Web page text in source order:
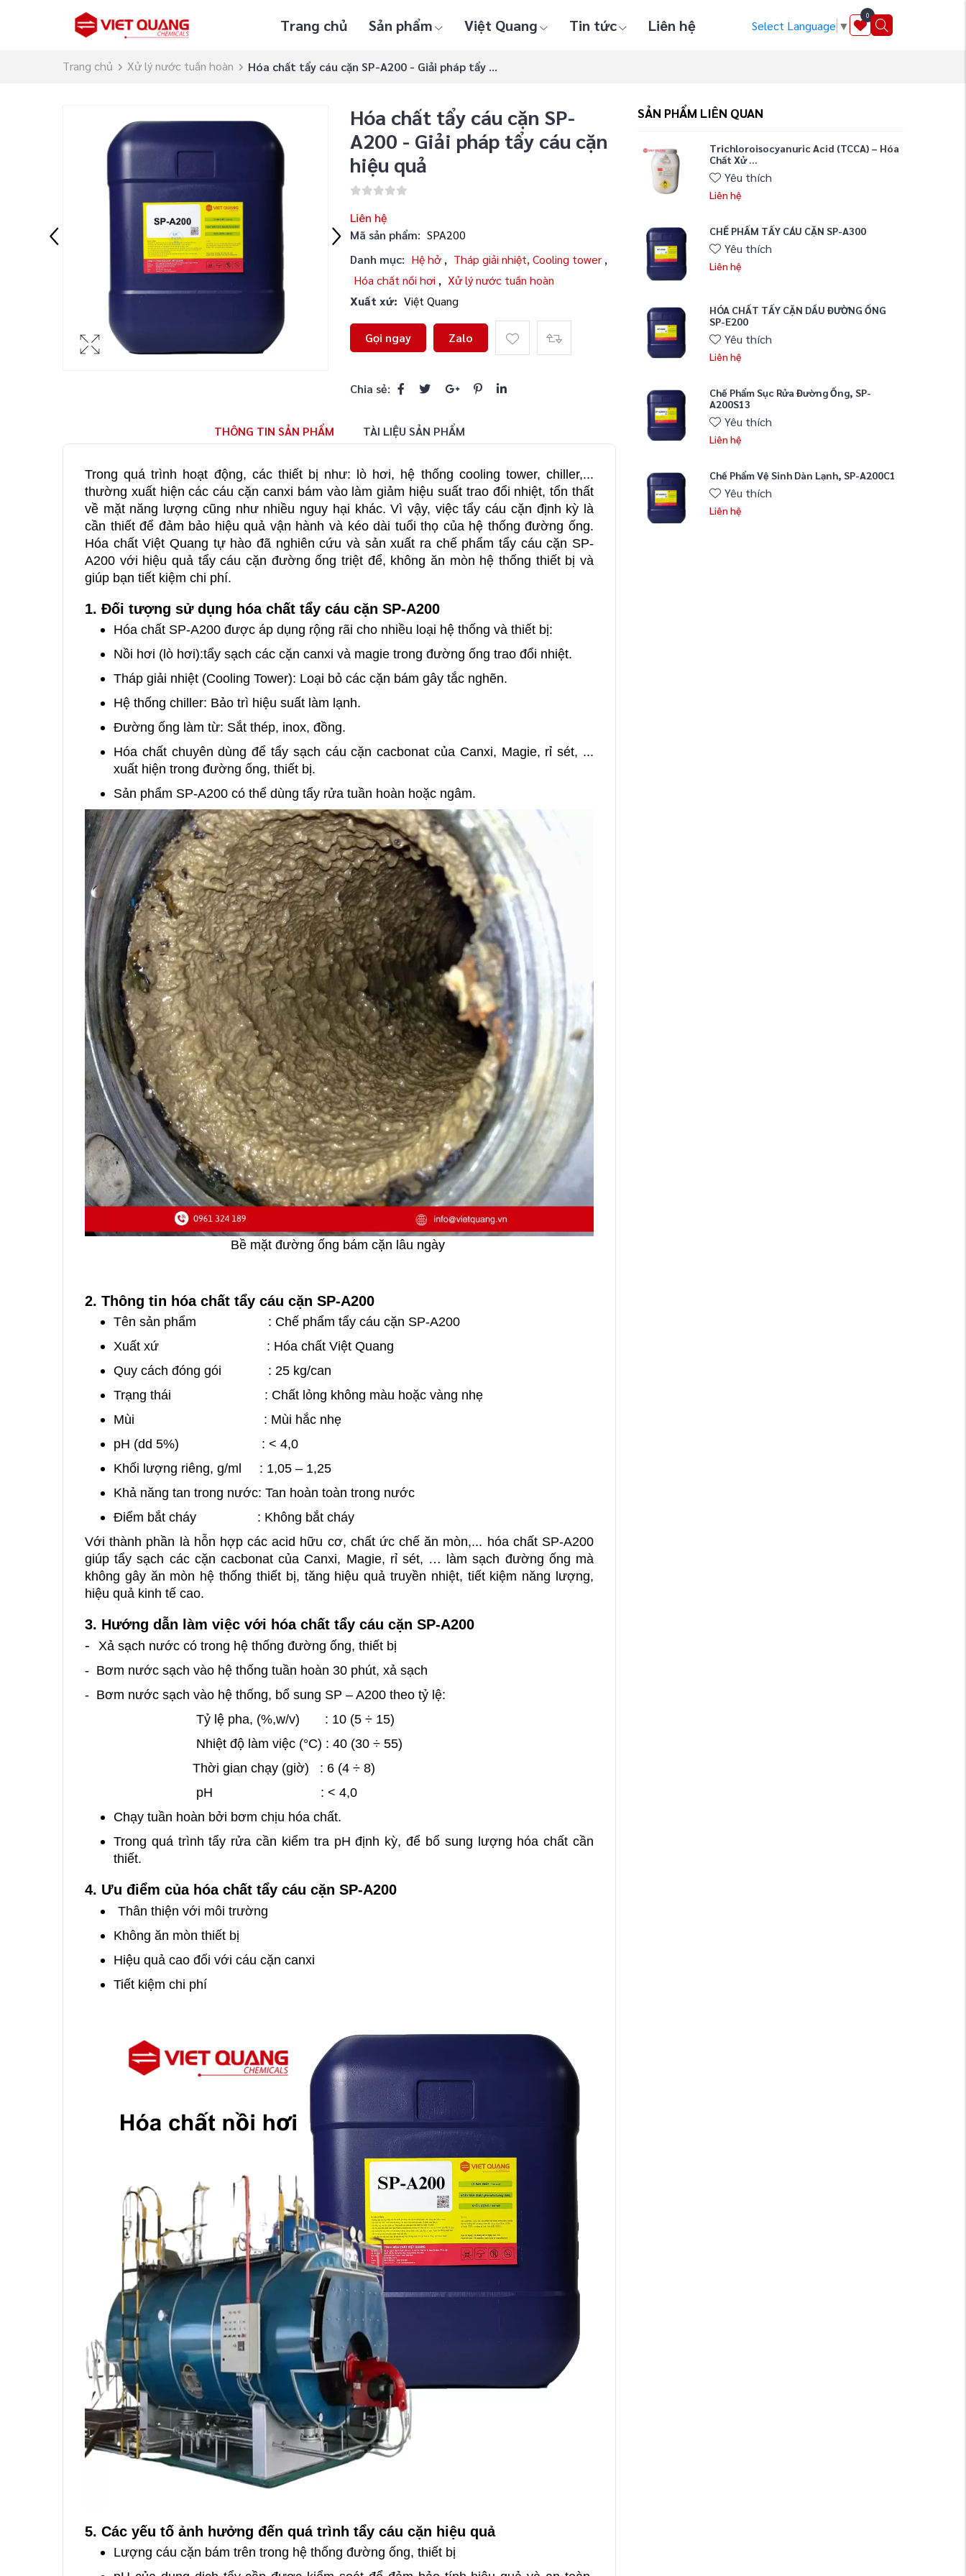
Trang chủ Sản phẩm Việt Quang Tin tức Liên hệ Select Language ▼
0
Trang chủ Xử lý nước tuần hoàn Hóa chất tẩy cáu cặn SP-A200 - Giải pháp tẩy ...
Hóa chất tẩy cáu cặn SP-
A200 - Giải pháp tẩy cáu cặn
hiệu quả
Liên hệ
Mã sản phẩm: SPA200
Danh mục: Hệ hở , Tháp giải nhiệt, Cooling tower ,
Hóa chất nồi hơi , Xử lý nước tuần hoàn
Xuất xứ: Việt Quang
Gọi ngay Zalo
Chia sẻ:
THÔNG TIN SẢN PHẨM TÀI LIỆU SẢN PHẨM
Trong quá trình hoạt động, các thiết bị như: lò hơi, hệ thống cooling tower, chiller,...
thường xuất hiện các cáu cặn canxi bám vào làm giảm hiệu suất trao đổi nhiệt, tổn thất
về mặt năng lượng cũng như nhiều nguy hại khác. Vì vậy, việc tẩy cáu cặn định kỳ là
cần thiết để đảm bảo hiệu quả vận hành và kéo dài tuổi thọ của hệ thống đường ống.
Hóa chất Việt Quang tự hào đã nghiên cứu và sản xuất ra chế phẩm tẩy cáu cặn SP-
A200 với hiệu quả tẩy cáu cặn đường ống triệt để, không ăn mòn hệ thống thiết bị và
giúp bạn tiết kiệm chi phí.
1. Đối tượng sử dụng hóa chất tẩy cáu cặn SP-A200
Hóa chất SP-A200 được áp dụng rộng rãi cho nhiều loại hệ thống và thiết bị:
Nồi hơi (lò hơi):tẩy sạch các cặn canxi và magie trong đường ống trao đổi nhiệt.
Tháp giải nhiệt (Cooling Tower): Loại bỏ các cặn bám gây tắc nghẽn.
Hệ thống chiller: Bảo trì hiệu suất làm lạnh.
Đường ống làm từ: Sắt thép, inox, đồng.
Hóa chất chuyên dùng để tẩy sạch cáu cặn cacbonat của Canxi, Magie, rỉ sét, ...
xuất hiện trong đường ống, thiết bị.
Sản phẩm SP-A200 có thể dùng tẩy rửa tuần hoàn hoặc ngâm.
Bề mặt đường ống bám cặn lâu ngày
2. Thông tin hóa chất tẩy cáu cặn SP-A200
Tên sản phẩm : Chế phẩm tẩy cáu cặn SP-A200
Xuất xứ : Hóa chất Việt Quang
Quy cách đóng gói : 25 kg/can
Trạng thái : Chất lỏng không màu hoặc vàng nhẹ
Mùi : Mùi hắc nhẹ
pH (dd 5%) : < 4,0
Khối lượng riêng, g/ml : 1,05 – 1,25
Khả năng tan trong nước: Tan hoàn toàn trong nước
Điểm bắt cháy : Không bắt cháy
Với thành phần là hỗn hợp các acid hữu cơ, chất ức chế ăn mòn,... hóa chất SP-A200
giúp tẩy sạch các cặn cacbonat của Canxi, Magie, rỉ sét, … làm sạch đường ống mà
không gây ăn mòn hệ thống thiết bị, tăng hiệu quả truyền nhiệt, tiết kiệm năng lượng,
hiệu quả kinh tế cao.
3. Hướng dẫn làm việc với hóa chất tẩy cáu cặn SP-A200
- Xả sạch nước có trong hệ thống đường ống, thiết bị
- Bơm nước sạch vào hệ thống tuần hoàn 30 phút, xả sạch
- Bơm nước sạch vào hệ thống, bổ sung SP – A200 theo tỷ lệ:
Tỷ lệ pha, (%,w/v) : 10 (5 ÷ 15)
Nhiệt độ làm việc (°C) : 40 (30 ÷ 55)
Thời gian chạy (giờ) : 6 (4 ÷ 8)
pH : < 4,0
Chạy tuần hoàn bởi bơm chịu hóa chất.
Trong quá trình tẩy rửa cần kiểm tra pH định kỳ, để bổ sung lượng hóa chất cần
thiết.
4. Ưu điểm của hóa chất tẩy cáu cặn SP-A200
Thân thiện với môi trường
Không ăn mòn thiết bị
Hiệu quả cao đối với cáu cặn canxi
Tiết kiệm chi phí
5. Các yếu tố ảnh hưởng đến quá trình tẩy cáu cặn hiệu quả
Lượng cáu cặn bám trên trong hệ thống đường ống, thiết bị
SẢN PHẨM LIÊN QUAN
Trichloroisocyanuric Acid (TCCA) – Hóa
Chất Xử ...
Yêu thích
Liên hệ
CHẾ PHẨM TẨY CÁU CẶN SP-A300
Yêu thích
Liên hệ
HÓA CHẤT TẨY CẶN DẦU ĐƯỜNG ỐNG
SP-E200
Yêu thích
Liên hệ
Chế Phẩm Sục Rửa Đường Ống, SP-
A200S13
Yêu thích
Liên hệ
Chế Phẩm Vệ Sinh Dàn Lạnh, SP-A200C1
Yêu thích
Liên hệ